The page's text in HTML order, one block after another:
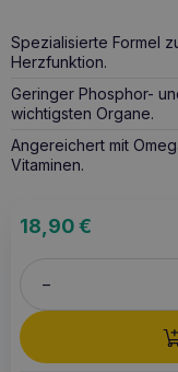
Spezialisierte Formel
Herzfunktion.
Geringer Phosphor-
wichtigsten Organe.
Angereichert mit
Vitaminen.
18,90€
–